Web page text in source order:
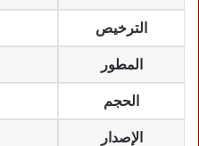
الترخيص
المطور
الحجم
الإصدار